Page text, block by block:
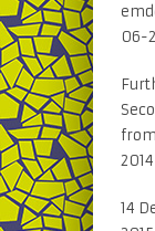
06-
2014
14